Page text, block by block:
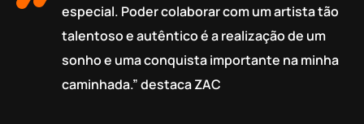
especial. Poder colaborar com um artista tão
talentoso e autêntico é a realização de um
sonho e uma conquista importante na minha
caminhada.” destaca ZAC